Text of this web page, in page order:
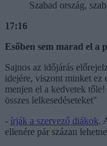
Szabad ország,
17:16
Esőben sem marad el a
Sajnos az időjárás
idejére, viszont minket ez
menjen el a kedvetek
összes lelkesedéseteket"
- írják a szervező diákok.
ellenére pár százan